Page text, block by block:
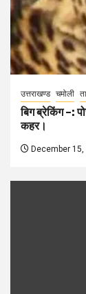
उत्तराखण्ड चमोली
बिग ब्रेकिंग –:
कहर।
December 15,